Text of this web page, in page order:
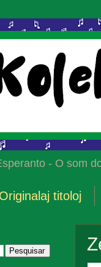
- O som
Originalaj titoloj